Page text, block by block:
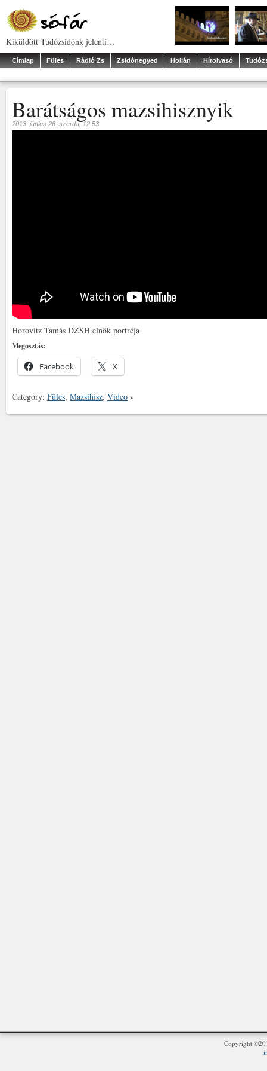
Kiküldött Tudózsidónk jelenti…
Címlap Füles Rádió Zs Zsidónegyed Hollán Hírolvasó
Barátságos mazsihisznyik
2013. június 26. szerda, 12:53
Horovitz Tamás DZSH elnök portréja
Megosztás:
Facebook X
Category: Füles, Mazsihisz, Video »
Copyright